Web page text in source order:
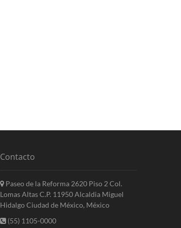
Contacto
Paseo de la Reforma 2620 Piso 2 Col.
Lomas Altas C.P. 11950 Alcaldia Miguel
Hidalgo Ciudad de México, México
(55) 1105-0000